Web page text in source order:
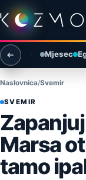
Preskoči na sadržaj
Otvori izbornik
Otvori pretragu
Mjesec
Naslovnica Svemir
SVEMIR
Marsa
tamo